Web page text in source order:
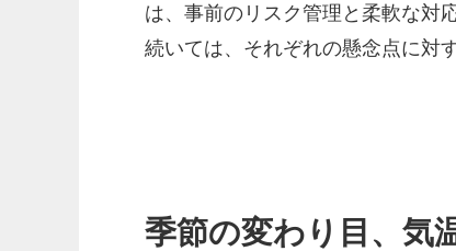
は、事前のリスク管理と柔軟な対
続いては、それぞれの懸念点に対
季節の変わり目、気